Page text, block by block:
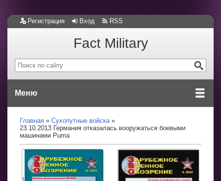
Регистрация Вход RSS
Fact Military
Меню
Главная
Сухопутные войска
23.10.2013 Германия отказалась вооружаться боевыми
машинами Puma